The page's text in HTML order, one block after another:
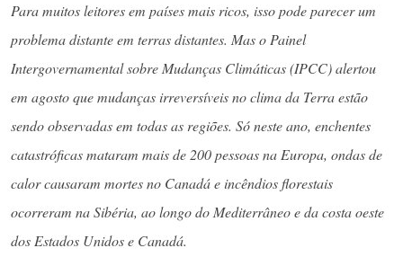
Para muitos leitores em países mais ricos, isso pode parecer um
problema distante em terras distantes. Mas o Painel
Intergovernamental sobre Mudanças Climáticas (IPCC) alertou
em agosto que mudanças irreversíveis no clima da Terra estão
sendo observadas em todas as regiões. Só neste ano, enchentes
catastróficas mataram mais de 200 pessoas na Europa, ondas de
calor causaram mortes no Canadá e incêndios florestais
ocorreram na Sibéria, ao longo do Mediterrâneo e da costa oeste
dos Estados Unidos e Canadá.